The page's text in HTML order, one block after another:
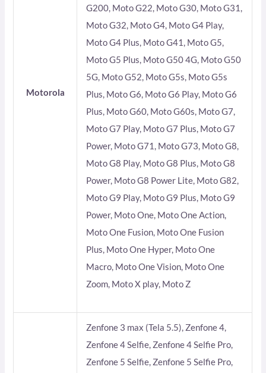
Motorola
G200, Moto G22, Moto G30, Moto G31,
Moto G32, Moto G4, Moto G4 Play,
Moto G4 Plus, Moto G41, Moto G5,
Moto G5 Plus, Moto G50 4G, Moto G50
5G, Moto G52, Moto G5s, Moto G5s
Plus, Moto G6, Moto G6 Play, Moto G6
Plus, Moto G60, Moto G60s, Moto G7,
Moto G7 Play, Moto G7 Plus, Moto G7
Power, Moto G71, Moto G73, Moto G8,
Moto G8 Play, Moto G8 Plus, Moto G8
Power, Moto G8 Power Lite, Moto G82,
Moto G9 Play, Moto G9 Plus, Moto G9
Power, Moto One, Moto One Action,
Moto One Fusion, Moto One Fusion
Plus, Moto One Hyper, Moto One
Macro, Moto One Vision, Moto One
Zoom, Moto X play, Moto Z
Zenfone 3 max (Tela 5.5), Zenfone 4,
Zenfone 4 Selfie, Zenfone 4 Selfie Pro,
Zenfone 5 Selfie, Zenfone 5 Selfie Pro,